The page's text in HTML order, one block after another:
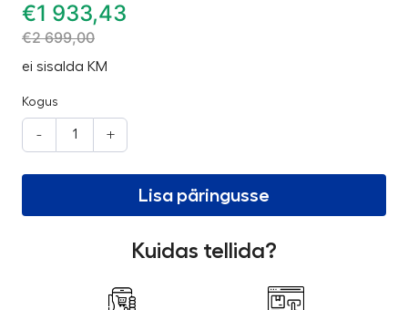
€1 933,43
€2 699,00
ei sisalda KM
Kogus
- +
Lisa päringusse
Kuidas tellida?